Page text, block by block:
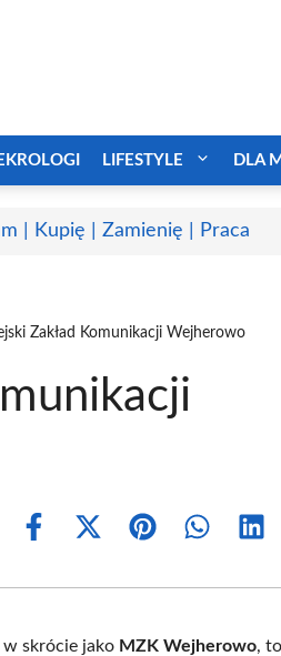
LIFESTYLE DLA
| Kupię | Zamienię | Praca
Zakład Komunikacji Wejherowo
Share
Share
(Twitter)
Share Share
skrócie jako MZK Wejherowo, to